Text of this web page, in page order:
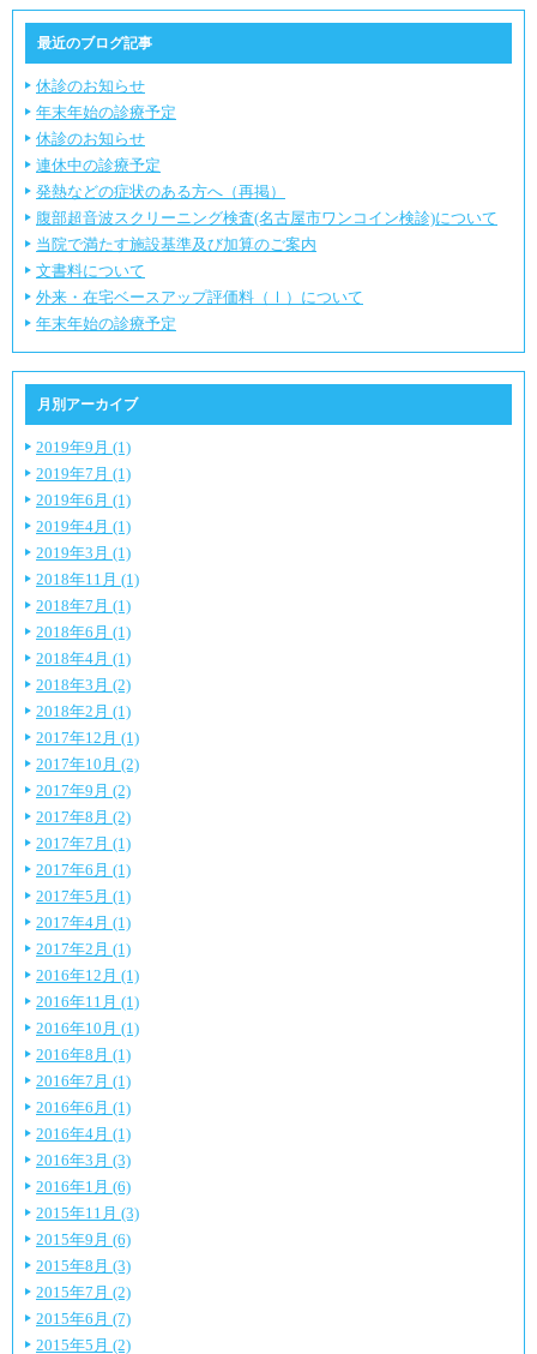
最近のブログ記事
休診のお知らせ
年末年始の診療予定
休診のお知らせ
連休中の診療予定
発熱などの症状のある方へ（再掲）
腹部超音波スクリーニング検査(名古屋市ワンコイン検診)について
当院で満たす施設基準及び加算のご案内
文書料について
外来・在宅ベースアップ評価料（Ⅰ）について
年末年始の診療予定
月別アーカイブ
2019年9月 (1)
2019年7月 (1)
2019年6月 (1)
2019年4月 (1)
2019年3月 (1)
2018年11月 (1)
2018年7月 (1)
2018年6月 (1)
2018年4月 (1)
2018年3月 (2)
2018年2月 (1)
2017年12月 (1)
2017年10月 (2)
2017年9月 (2)
2017年8月 (2)
2017年7月 (1)
2017年6月 (1)
2017年5月 (1)
2017年4月 (1)
2017年2月 (1)
2016年12月 (1)
2016年11月 (1)
2016年10月 (1)
2016年8月 (1)
2016年7月 (1)
2016年6月 (1)
2016年4月 (1)
2016年3月 (3)
2016年1月 (6)
2015年11月 (3)
2015年9月 (6)
2015年8月 (3)
2015年7月 (2)
2015年6月 (7)
2015年5月 (2)